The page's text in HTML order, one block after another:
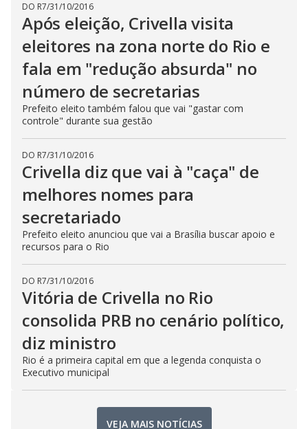
DO R7/31/10/2016
Após eleição, Crivella visita
eleitores na zona norte do Rio e
fala em "redução absurda" no
número de secretarias
Prefeito eleito também falou que vai "gastar com
controle" durante sua gestão
DO R7/31/10/2016
Crivella diz que vai à "caça" de
melhores nomes para
secretariado
Prefeito eleito anunciou que vai a Brasília buscar apoio e
recursos para o Rio
DO R7/31/10/2016
Vitória de Crivella no Rio
consolida PRB no cenário político,
diz ministro
Rio é a primeira capital em que a legenda conquista o
Executivo municipal
VEJA MAIS NOTÍCIAS